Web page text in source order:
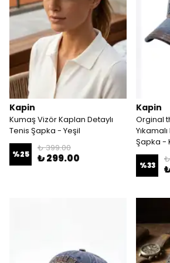
Kapin
Kumaş Vizör Kaplan Detaylı
Tenis Şapka - Yeşil
%25
₺ 399.00
₺ 299.00
Kapin
Orginal
Şapka -
%33